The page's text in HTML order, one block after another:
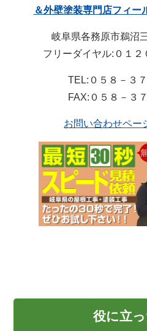
＆外壁塗装専門店フィー
岐阜県各務原市鵜沼
フリーダイヤル:０１２
TEL:０５８－３
FAX:０５８－３
お問い合わせペー
役に立